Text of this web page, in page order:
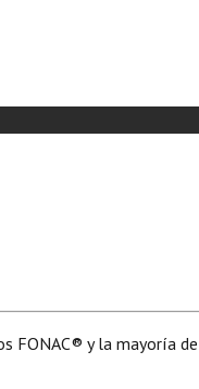
FONAC®️ y la mayoría